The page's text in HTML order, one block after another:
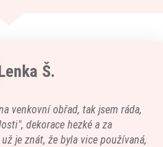
Š.
venkovní obřad, tak jsem ráda,
dekorace hezké a za
je znát, že byla vice používaná,